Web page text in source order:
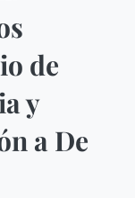
de
y
a De